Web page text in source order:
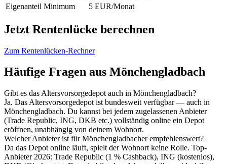
Eigenanteil Minimum
5 EUR/Monat
Jetzt Rentenlücke berechnen
Zum Rentenlücken-Rechner
Häufige Fragen aus Mönchengladbach
Gibt es das Altersvorsorgedepot auch in Mönchengladbach?
Ja. Das Altersvorsorgedepot ist bundesweit verfügbar — auch in
Mönchengladbach. Du kannst bei jedem zugelassenen Anbieter
(Trade Republic, ING, DKB etc.) vollständig online ein Depot
eröffnen, unabhängig von deinem Wohnort.
Welcher Anbieter ist für Mönchengladbacher empfehlenswert?
Da das Depot online läuft, spielt der Wohnort keine Rolle. Top-
Anbieter 2026: Trade Republic (1 % Cashback), ING (kostenlos),